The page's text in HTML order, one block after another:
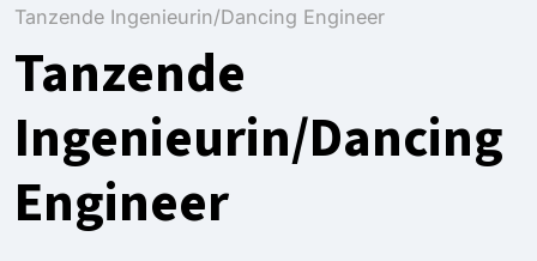
Tanzende Ingenieurin/Dancing Engineer
Tanzende
Ingenieurin/Dancing
Engineer